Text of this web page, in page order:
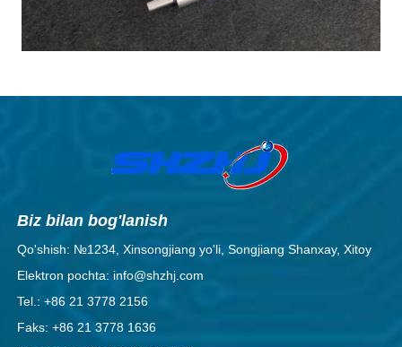
Biz bilan bog'lanish
Qo'shish: №1234, Xinsongjiang yo'li, Songjiang Shanxay, Xitoy
Elektron pochta: info@shzhj.com
Tel.: +86 21 3778 2156
Faks: +86 21 3778 1636